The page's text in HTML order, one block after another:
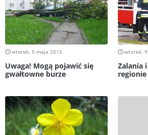
wtorek, 5 maja 2015
Uwaga! Mogą pojawić się
gwałtowne burze
wtorek, 9
Zalania
regionie